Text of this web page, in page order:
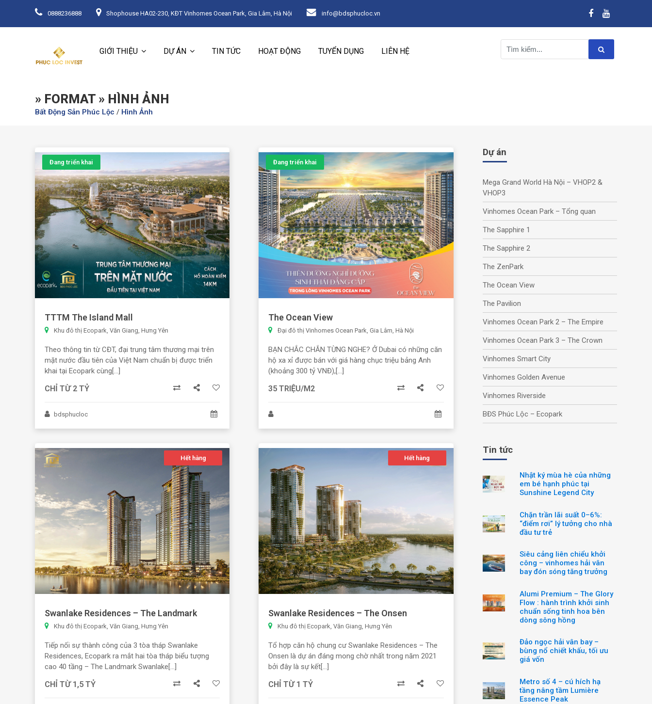
0888236888 Shophouse HA02-230, KĐT Vinhomes Ocean Park, Gia Lâm, Hà Nội info@bdsphucloc.vn
GIỚI THIỆU DỰ ÁN TIN TỨC HOẠT ĐỘNG TUYỂN DỤNG LIÊN HỆ
» FORMAT » HÌNH ẢNH
Bất Động Sản Phúc Lộc / Hình Ảnh
Đang triển khai
TTTM The Island Mall
Khu đô thị Ecopark, Văn Giang, Hưng Yên
Theo thông tin từ CĐT, đại trung tâm thương mại trên
mặt nước đầu tiên của Việt Nam chuẩn bị được triển
khai tại Ecopark cùng[...]
CHỈ TỪ 2 TỶ
bdsphucloc
Đang triển khai
The Ocean View
Đại đô thị Vinhomes Ocean Park, Gia Lâm, Hà Nội
BẠN CHẮC CHẮN TỪNG NGHE? Ở Dubai có những căn
hộ xa xỉ được bán với giá hàng chục triệu bảng Anh
(khoảng 300 tỷ VNĐ),[...]
35 TRIỆU/M2
Hết hàng
Swanlake Residences – The Landmark
Khu đô thị Ecopark, Văn Giang, Hưng Yên
Tiếp nối sự thành công của 3 tòa tháp Swanlake
Residences, Ecopark ra mắt hai tòa tháp biểu tượng
cao 40 tầng – The Landmark Swanlake[...]
CHỈ TỪ 1,5 TỶ
Hết hàng
Swanlake Residences – The Onsen
Khu đô thị Ecopark, Văn Giang, Hưng Yên
Tổ hợp căn hộ chung cư Swanlake Residences – The
Onsen là dự án đáng mong chờ nhất trong năm 2021
bởi đây là sự kết[...]
CHỈ TỪ 1 TỶ
Dự án
Mega Grand World Hà Nội – VHOP2 &
VHOP3
Vinhomes Ocean Park – Tổng quan
The Sapphire 1
The Sapphire 2
The ZenPark
The Ocean View
The Pavilion
Vinhomes Ocean Park 2 – The Empire
Vinhomes Ocean Park 3 – The Crown
Vinhomes Smart City
Vinhomes Golden Avenue
Vinhomes Riverside
BĐS Phúc Lộc – Ecopark
Tin tức
Nhật ký mùa hè của những
em bé hạnh phúc tại
Sunshine Legend City
Chặn trần lãi suất 0–6%:
“điểm rơi” lý tưởng cho nhà
đầu tư trẻ
Siêu cảng liên chiểu khởi
công – vinhomes hải vân
bay đón sóng tăng trưởng
Alumi Premium – The Glory
Flow : hành trình khởi sinh
chuẩn sống tinh hoa bên
dòng sông hồng
Đảo ngọc hải vân bay –
bùng nổ chiết khấu, tối ưu
giá vốn
Metro số 4 – cú hích hạ
tầng nâng tầm Lumière
Essence Peak